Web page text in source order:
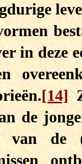
in deze
[14]
de
van de